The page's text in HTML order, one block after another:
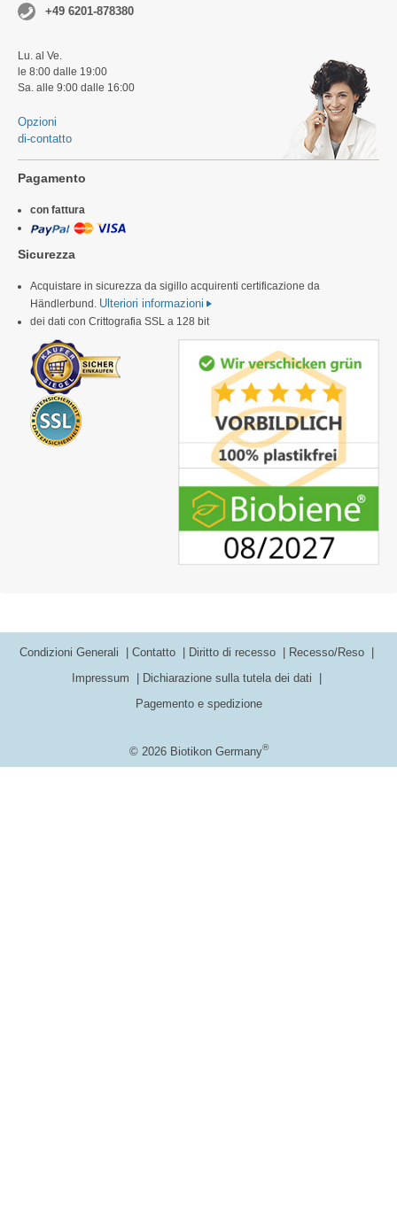
+49 6201-878380
Lu. al Ve.
le 8:00 dalle 19:00
Sa. alle 9:00 dalle 16:00
Opzioni
di-contatto
Pagamento
con fattura
Sicurezza
Acquistare in sicurezza da sigillo acquirenti certificazione da
Händlerbund. Ulteriori informazioni
dei dati con Crittografia SSL a 128 bit
© 2026 Biotikon Germany®
Condizioni Generali Contatto Diritto di recesso
Recesso/Reso
Impressum
Dichiarazione sulla tutela dei dati
Pagemento e spedizione